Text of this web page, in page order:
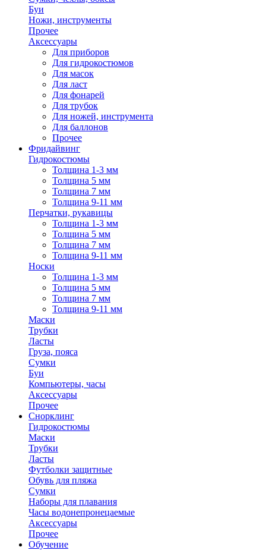
Буи
Ножи, инструменты
Прочее
Аксессуары
Для приборов
Для гидрокостюмов
Для масок
Для ласт
Для фонарей
Для трубок
Для ножей, инструмента
Для баллонов
Прочее
Фридайвинг
Гидрокостюмы
Толщина 1-3 мм
Толщина 5 мм
Толщина 7 мм
Толщина 9-11 мм
Перчатки, рукавицы
Толщина 1-3 мм
Толщина 5 мм
Толщина 7 мм
Толщина 9-11 мм
Носки
Толщина 1-3 мм
Толщина 5 мм
Толщина 7 мм
Толщина 9-11 мм
Маски
Трубки
Ласты
Груза, пояса
Сумки
Буи
Компьютеры, часы
Аксессуары
Прочее
Снорклинг
Гидрокостюмы
Маски
Трубки
Ласты
Футболки защитные
Обувь для пляжа
Сумки
Наборы для плавания
Часы водонепронецаемые
Аксессуары
Прочее
Обучение